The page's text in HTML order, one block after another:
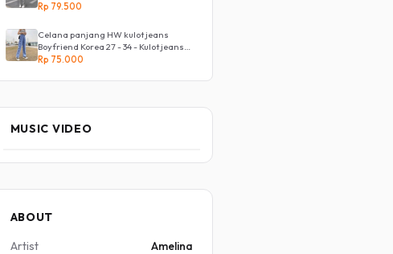
Rp 79.500
Celana panjang HW kulot jeans
Boyfriend Korea 27 - 34 - Kulot jeans
LOVE
Rp 75.000
MUSIC VIDEO
ABOUT
Artist
Amelina